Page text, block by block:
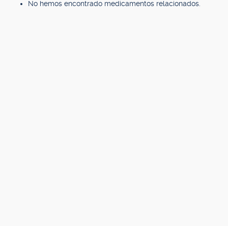
No hemos encontrado medicamentos relacionados.